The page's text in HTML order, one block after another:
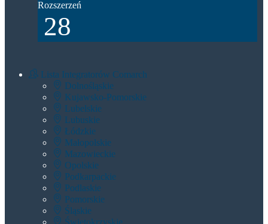
Rozszerzeń
28
Lista Integratorów Comarch
Dolnośląskie
Kujawsko-Pomorskie
Lubelskie
Lubuskie
Łódzkie
Małopolskie
Mazowieckie
Opolskie
Podkarpackie
Podlaskie
Pomorskie
Śląskie
Świętokrzyskie